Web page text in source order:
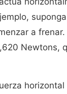
a
Newtons,